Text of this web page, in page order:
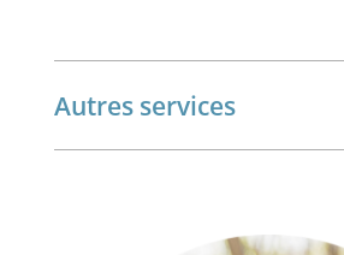
Autres services